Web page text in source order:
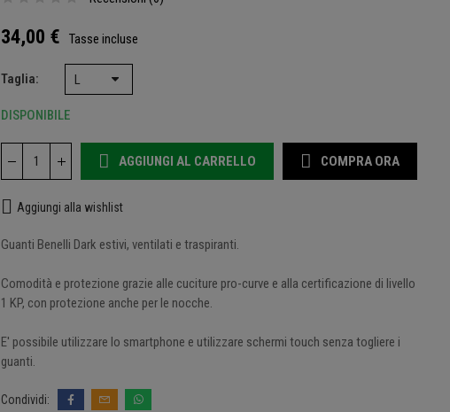
34,00 € Tasse incluse
Taglia
DISPONIBILE
AGGIUNGI AL CARRELLO COMPRA ORA
Aggiungi alla wishlist
Guanti Benelli Dark estivi, ventilati e traspiranti.
Comodità e protezione grazie alle cuciture pro-curve e alla certificazione di livello
1 KP, con protezione anche per le nocche.
E' possibile utilizzare lo smartphone e utilizzare schermi touch senza togliere i
guanti.